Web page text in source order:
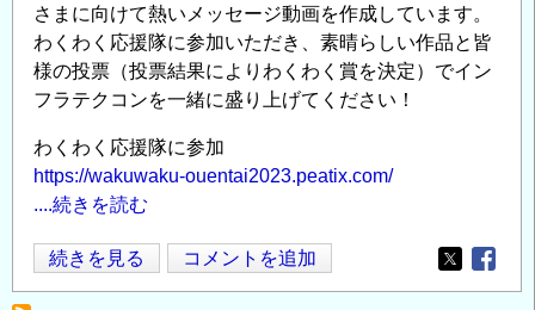
さまに向けて熱いメッセージ動画を作成しています。
わくわく応援隊に参加いただき、素晴らしい作品と皆
様の投票（投票結果によりわくわく賞を決定）でイン
フラテクコンを一緒に盛り上げてください！
わくわく応援隊に参加
https://wakuwaku-ouentai2023.peatix.com/
....続きを読む
イ
ン
続きを見る コメントを追加
Opens in